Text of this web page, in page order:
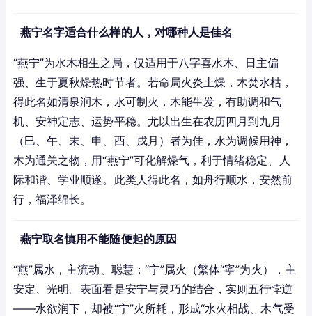
燕宁名字适合什么样的人，对哪种人是佳名
“燕宁”为水木相生之局，仅适用于八字喜水木、日主偏
强、生于夏秋燥热时节者。若命局火炎土燥，木焚水枯，
得此名如清泉润木，水可制火，木能生发，有助调和气
机、安神定志、运势平稳。尤以出生在农历四月到九月
（巳、午、未、申、酉、戌月）者为佳，水为调候用神，
木为通关之物，用“燕宁”可化解燥气，利于情绪稳定、人
际和谐、学业顺遂。此类人得此名，如舟行顺水，安然前
行，福泽绵长。
燕宁取名慎用不能随便起的原因
“燕”属水，主流动、聪慧；“宁”属火（繁体“寧”为火），主
安定、光明。表面看是安宁与灵巧的结合，实则五行悖逆
——水欲润下，却被“宁”火所耗，形成“水火相战、木气受